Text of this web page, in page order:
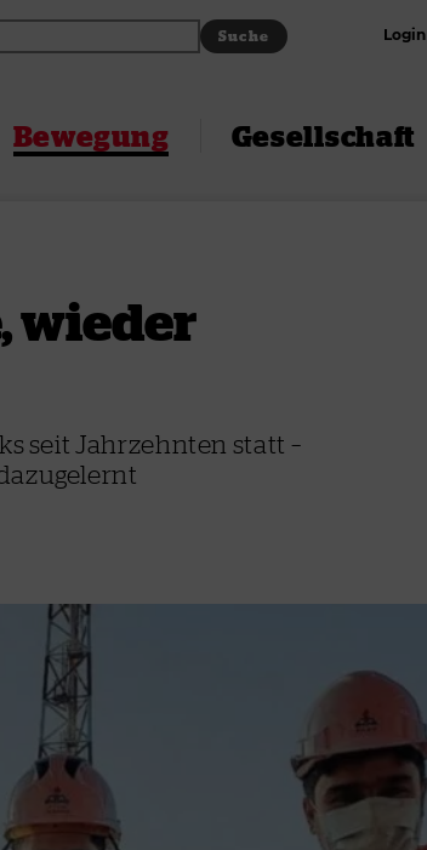
Login
Bewegung Gesellschaft
wieder
seit Jahrzehnten statt –